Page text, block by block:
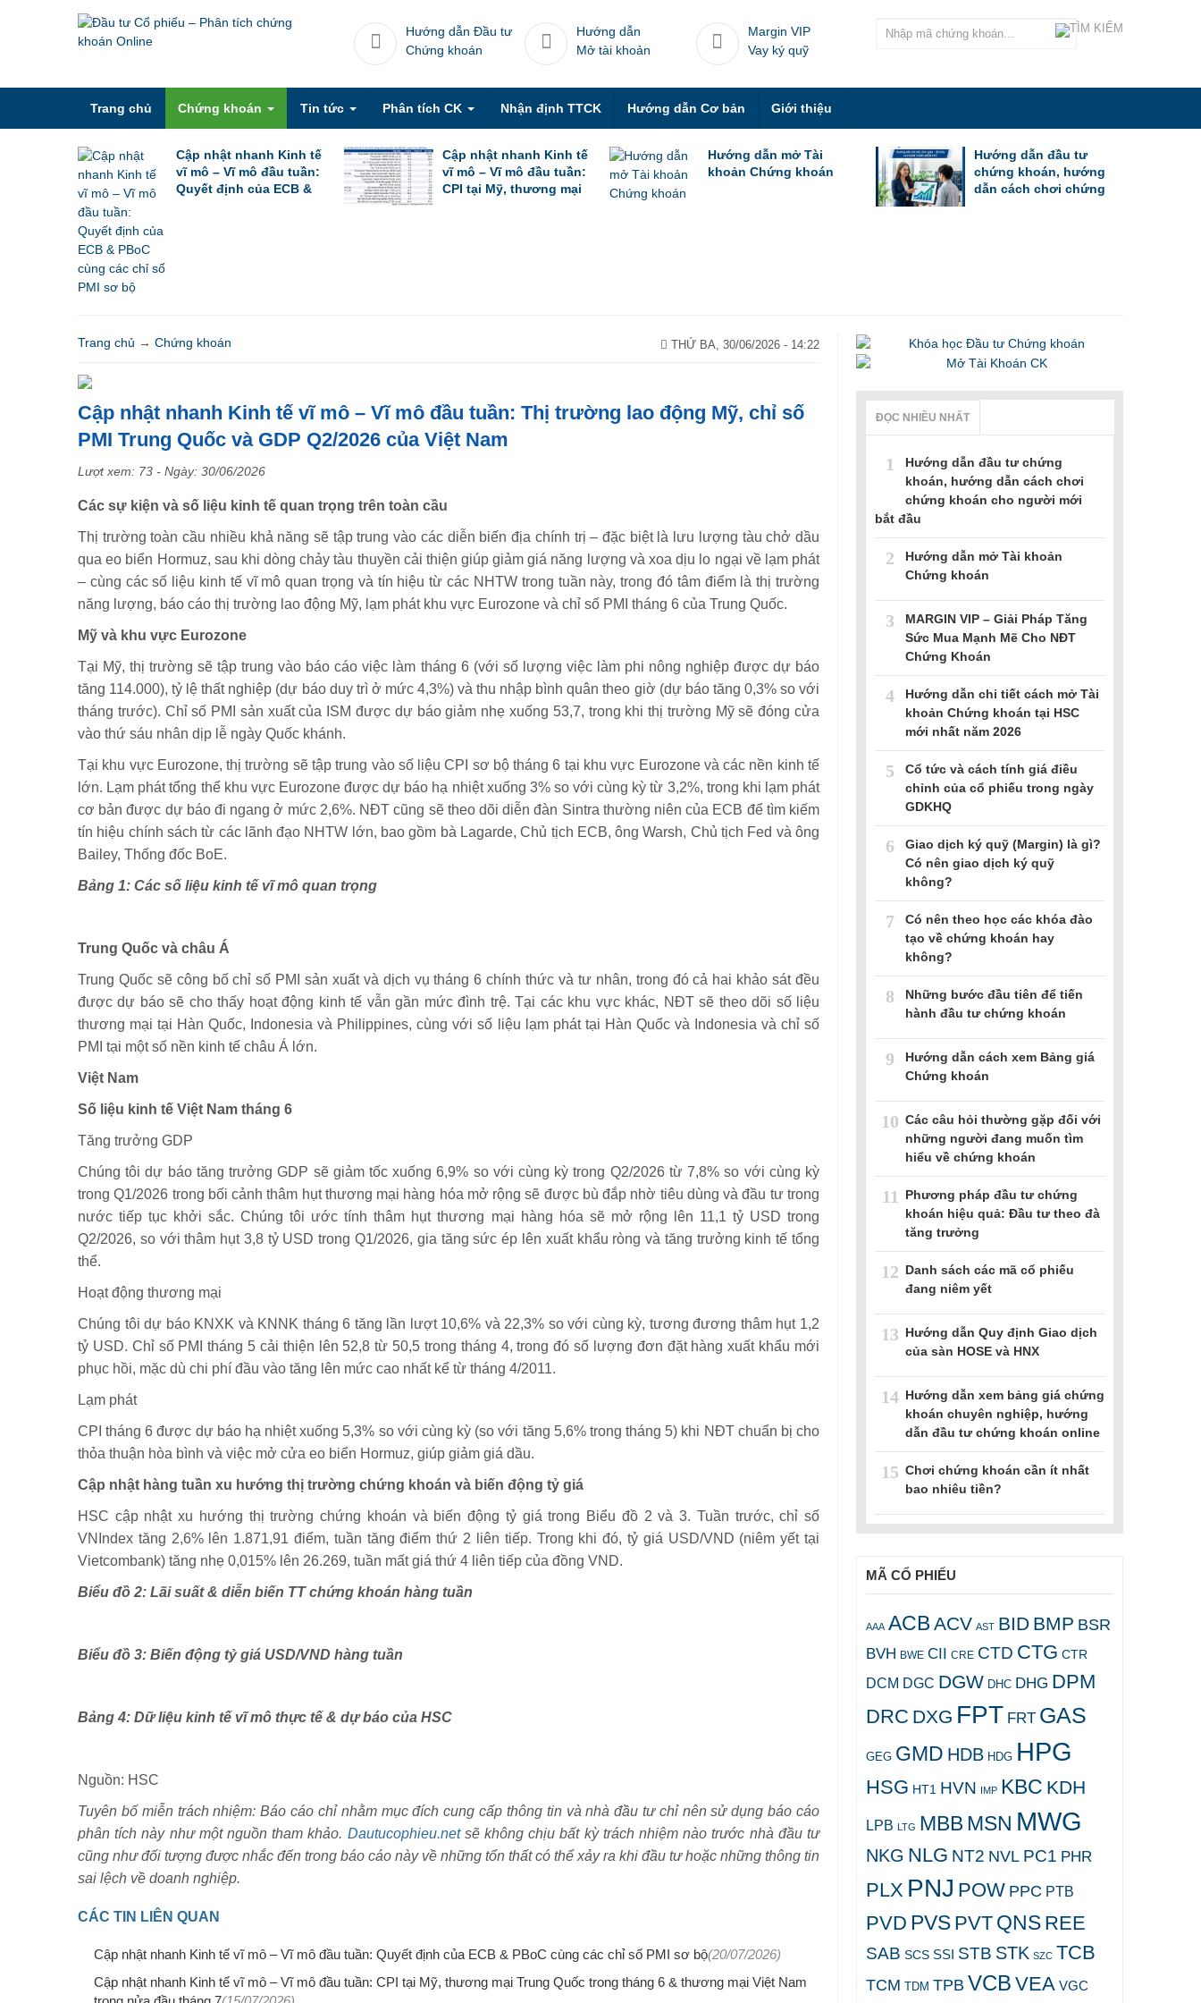
Hướng dẫn Đầu tư
Chứng khoán
Hướng dẫn
Mở tài khoản
Margin VIP
Vay ký quỹ
Trang chủ Chứng khoán Tin tức Phân tích CK Nhận định TTCK Hướng dẫn Cơ bản Giới thiệu
Cập nhật nhanh Kinh tế
vĩ mô – Vĩ mô đầu tuần:
Quyết định của ECB &
Cập nhật nhanh Kinh tế
vĩ mô – Vĩ mô đầu tuần:
CPI tại Mỹ, thương mại
Hướng dẫn mở Tài
khoản Chứng khoán
Hướng dẫn đầu tư
chứng khoán, hướng
dẫn cách chơi chứng
Trang chủ → Chứng khoán THỨ BA, 30/06/2026 - 14:22
Cập nhật nhanh Kinh tế vĩ mô – Vĩ mô đầu tuần: Thị trường lao động Mỹ, chỉ số
PMI Trung Quốc và GDP Q2/2026 của Việt Nam
Lượt xem: 73 - Ngày: 30/06/2026
Các sự kiện và số liệu kinh tế quan trọng trên toàn cầu
Thị trường toàn cầu nhiều khả năng sẽ tập trung vào các diễn biến địa chính trị – đặc biệt là lưu lượng tàu chở dầu
qua eo biển Hormuz, sau khi dòng chảy tàu thuyền cải thiện giúp giảm giá năng lượng và xoa dịu lo ngại về lạm phát
– cùng các số liệu kinh tế vĩ mô quan trọng và tín hiệu từ các NHTW trong tuần này, trong đó tâm điểm là thị trường
năng lượng, báo cáo thị trường lao động Mỹ, lạm phát khu vực Eurozone và chỉ số PMI tháng 6 của Trung Quốc.
Mỹ và khu vực Eurozone
Tại Mỹ, thị trường sẽ tập trung vào báo cáo việc làm tháng 6 (với số lượng việc làm phi nông nghiệp được dự báo
tăng 114.000), tỷ lệ thất nghiệp (dự báo duy trì ở mức 4,3%) và thu nhập bình quân theo giờ (dự báo tăng 0,3% so với
tháng trước). Chỉ số PMI sản xuất của ISM được dự báo giảm nhẹ xuống 53,7, trong khi thị trường Mỹ sẽ đóng cửa
vào thứ sáu nhân dịp lễ ngày Quốc khánh.
Tại khu vực Eurozone, thị trường sẽ tập trung vào số liệu CPI sơ bộ tháng 6 tại khu vực Eurozone và các nền kinh tế
lớn. Lạm phát tổng thể khu vực Eurozone được dự báo hạ nhiệt xuống 3% so với cùng kỳ từ 3,2%, trong khi lạm phát
cơ bản được dự báo đi ngang ở mức 2,6%. NĐT cũng sẽ theo dõi diễn đàn Sintra thường niên của ECB để tìm kiếm
tín hiệu chính sách từ các lãnh đạo NHTW lớn, bao gồm bà Lagarde, Chủ tịch ECB, ông Warsh, Chủ tịch Fed và ông
Bailey, Thống đốc BoE.
Bảng 1: Các số liệu kinh tế vĩ mô quan trọng
Trung Quốc và châu Á
Trung Quốc sẽ công bố chỉ số PMI sản xuất và dịch vụ tháng 6 chính thức và tư nhân, trong đó cả hai khảo sát đều
được dự báo sẽ cho thấy hoạt động kinh tế vẫn gần mức đình trệ. Tại các khu vực khác, NĐT sẽ theo dõi số liệu
thương mại tại Hàn Quốc, Indonesia và Philippines, cùng với số liệu lạm phát tại Hàn Quốc và Indonesia và chỉ số
PMI tại một số nền kinh tế châu Á lớn.
Việt Nam
Số liệu kinh tế Việt Nam tháng 6
Tăng trưởng GDP
Chúng tôi dự báo tăng trưởng GDP sẽ giảm tốc xuống 6,9% so với cùng kỳ trong Q2/2026 từ 7,8% so với cùng kỳ
trong Q1/2026 trong bối cảnh thâm hụt thương mại hàng hóa mở rộng sẽ được bù đắp nhờ tiêu dùng và đầu tư trong
nước tiếp tục khởi sắc. Chúng tôi ước tính thâm hụt thương mại hàng hóa sẽ mở rộng lên 11,1 tỷ USD trong
Q2/2026, so với thâm hụt 3,8 tỷ USD trong Q1/2026, gia tăng sức ép lên xuất khẩu ròng và tăng trưởng kinh tế tổng
thể.
Hoạt động thương mại
Chúng tôi dự báo KNXK và KNNK tháng 6 tăng lần lượt 10,6% và 22,3% so với cùng kỳ, tương đương thâm hụt 1,2
tỷ USD. Chỉ số PMI tháng 5 cải thiện lên 52,8 từ 50,5 trong tháng 4, trong đó số lượng đơn đặt hàng xuất khẩu mới
phục hồi, mặc dù chi phí đầu vào tăng lên mức cao nhất kể từ tháng 4/2011.
Lạm phát
CPI tháng 6 được dự báo hạ nhiệt xuống 5,3% so với cùng kỳ (so với tăng 5,6% trong tháng 5) khi NĐT chuẩn bị cho
thỏa thuận hòa bình và việc mở cửa eo biển Hormuz, giúp giảm giá dầu.
Cập nhật hàng tuần xu hướng thị trường chứng khoán và biến động tỷ giá
HSC cập nhật xu hướng thị trường chứng khoán và biến động tỷ giá trong Biểu đồ 2 và 3. Tuần trước, chỉ số
VNIndex tăng 2,6% lên 1.871,91 điểm, tuần tăng điểm thứ 2 liên tiếp. Trong khi đó, tỷ giá USD/VND (niêm yết tại
Vietcombank) tăng nhẹ 0,015% lên 26.269, tuần mất giá thứ 4 liên tiếp của đồng VND.
Biểu đồ 2: Lãi suất & diễn biến TT chứng khoán hàng tuần
Biểu đồ 3: Biến động tỷ giá USD/VND hàng tuần
Bảng 4: Dữ liệu kinh tế vĩ mô thực tế & dự báo của HSC
Nguồn: HSC
Tuyên bố miễn trách nhiệm: Báo cáo chỉ nhằm mục đích cung cấp thông tin và nhà đầu tư chỉ nên sử dụng báo cáo
phân tích này như một nguồn tham khảo. Dautucophieu.netsẽ không chịu bất kỳ trách nhiệm nào trước nhà đầu tư
cũng như đối tượng được nhắc đến trong báo cáo này về những tổn thất có thể xảy ra khi đầu tư hoặc những thông tin
sai lệch về doanh nghiệp.
CÁC TIN LIÊN QUAN
Cập nhật nhanh Kinh tế vĩ mô – Vĩ mô đầu tuần: Quyết định của ECB & PBoC cùng các chỉ số PMI sơ bộ(20/07/2026)
Cập nhật nhanh Kinh tế vĩ mô – Vĩ mô đầu tuần: CPI tại Mỹ, thương mại Trung Quốc trong tháng 6 & thương mại Việt Nam
ĐỌC NHIỀU NHẤT
1
Hướng dẫn đầu tư chứng
khoán, hướng dẫn cách chơi
chứng khoán cho người mới
bắt đầu
2
Hướng dẫn mở Tài khoản
Chứng khoán
3
MARGIN VIP – Giải Pháp Tăng
Sức Mua Mạnh Mẽ Cho NĐT
Chứng Khoán
4
Hướng dẫn chi tiết cách mở Tài
khoản Chứng khoán tại HSC
mới nhất năm 2026
5
Cổ tức và cách tính giá điều
chỉnh của cổ phiếu trong ngày
GDKHQ
6
Giao dịch ký quỹ (Margin) là gì?
Có nên giao dịch ký quỹ
không?
7
Có nên theo học các khóa đào
tạo về chứng khoán hay
không?
8
Những bước đầu tiên để tiến
hành đầu tư chứng khoán
9
Hướng dẫn cách xem Bảng giá
Chứng khoán
10 Các câu hỏi thường gặp đối với
những người đang muốn tìm
hiểu về chứng khoán
11
Phương pháp đầu tư chứng
khoán hiệu quả: Đầu tư theo đà
tăng trưởng
12 Danh sách các mã cổ phiếu
đang niêm yết
13 Hướng dẫn Quy định Giao dịch
của sàn HOSE và HNX
14 Hướng dẫn xem bảng giá chứng
khoán chuyên nghiệp, hướng
dẫn đầu tư chứng khoán online
15 Chơi chứng khoán cần ít nhất
bao nhiêu tiền?
MÃ CỔ PHIẾU
AAA ACB ACV AST BID BMP BSR
BVH BWE CII CRE CTD CTG CTR
DCM DGC DGW DHC DHG DPM
DRC DXG FPT FRT GAS
GEG GMD HDB HDG HPG
HSG HT1 HVN IMP KBC KDH
LPB LTG MBBMSN MWG
NKG NLG NT2 NVL PC1 PHR
PLX PNJ POW PPC PTB
PVD PVS PVT QNS REE
SAB SCS SSI STB STK SZC TCB
TCM TDM TPB VCB VEA VGC